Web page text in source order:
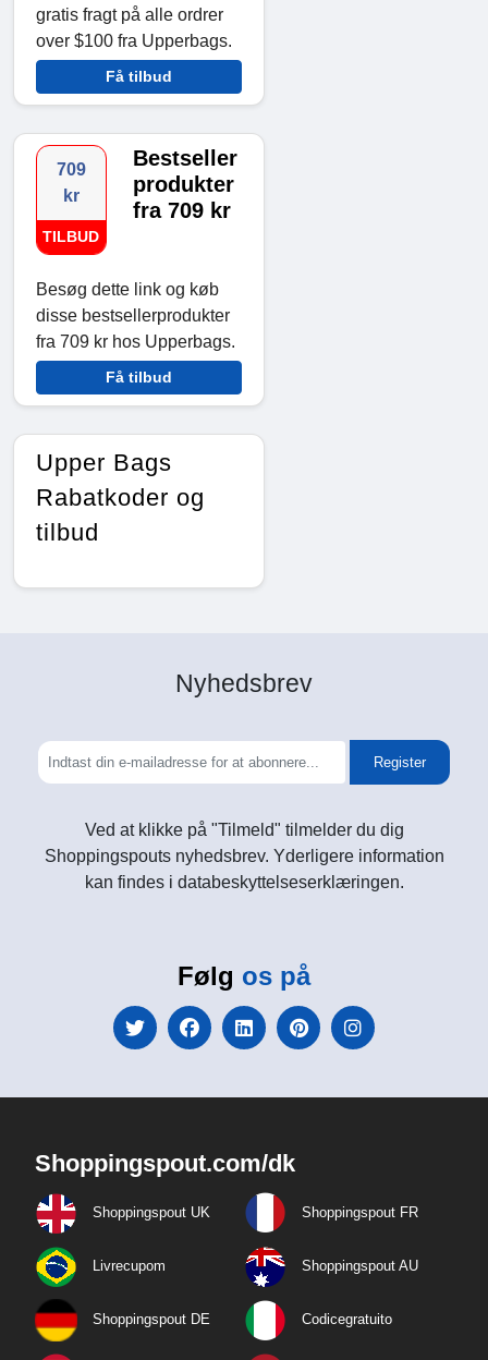
gratis fragt på alle ordrer
over $100 fra Upperbags.
Få tilbud
709
kr
TILBUD
Bestseller
produkter
fra 709 kr
Besøg dette link og køb
disse bestsellerprodukter
fra 709 kr hos Upperbags.
Få tilbud
Upper Bags
Rabatkoder og
tilbud
Nyhedsbrev
Register
Ved at klikke på "Tilmeld" tilmelder du dig
Shoppingspouts nyhedsbrev. Yderligere information
kan findes i databeskyttelseserklæringen.
Følg os på
Shoppingspout.com/dk
Shoppingspout UK Shoppingspout FR
Livrecupom Shoppingspout AU
Shoppingspout DE Codicegratuito